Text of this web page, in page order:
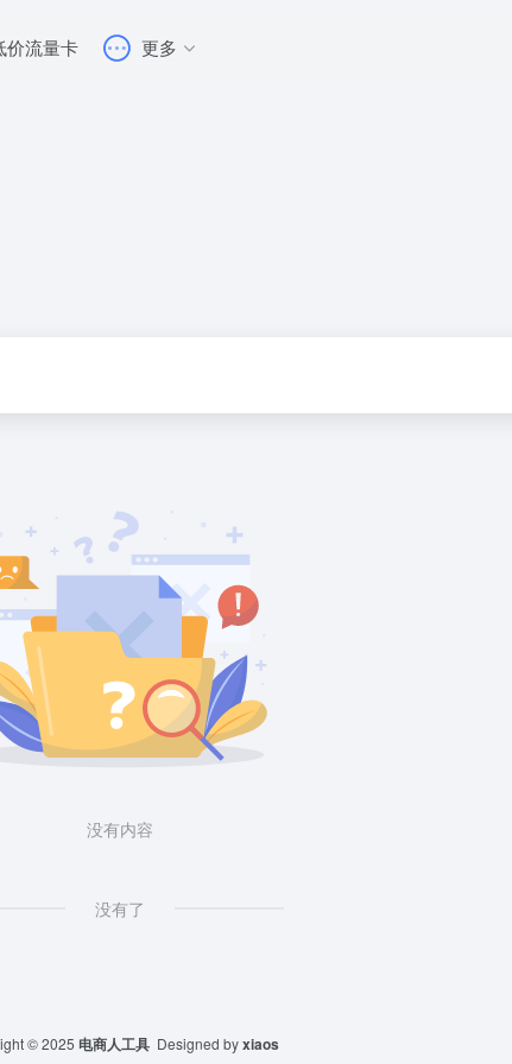
价流量卡 更多
没有内容
没有了
© 2025 电商人工具 Designed byxiaos